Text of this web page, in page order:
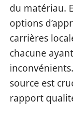
du matériau.
options
carrières
chacune
source est
rapport